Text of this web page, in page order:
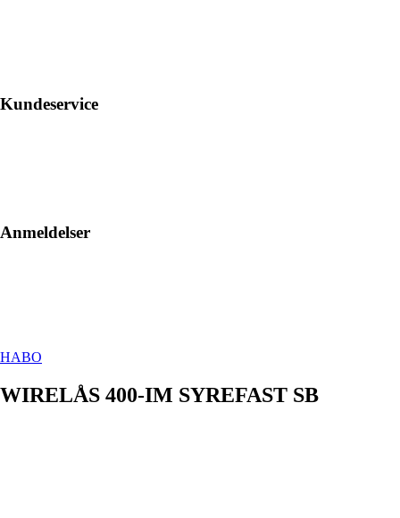
Kundeservice
Anmeldelser
HABO
WIRELÅS 400-IM SYREFAST SB